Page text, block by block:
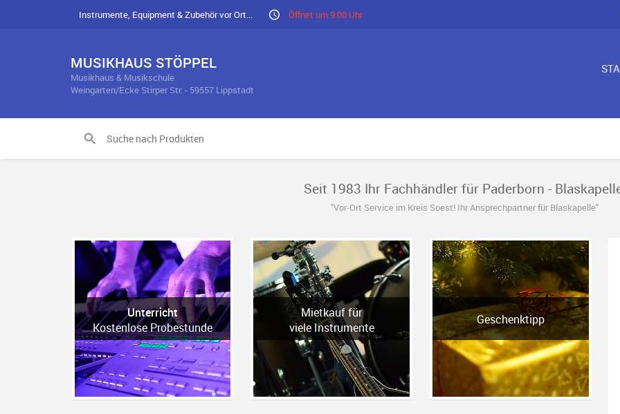
Instrumente, Equipment & Zubehör vor Ort... Öffnet um 9:00 Uhr
MUSIKHAUS STÖPPEL
Musikhaus & Musikschule
Weingarten/Ecke Stirper Str. - 59557 Lippstadt
Seit 1983 Ihr Fachhändler für Paderborn -
"Vor-Ort Service im Kreis Soest! Ihr Ansprechpartner für Blaskapelle"
Unterricht
Kostenlose Probestunde
Mietkauf für
viele Instrumente
Geschenktipp